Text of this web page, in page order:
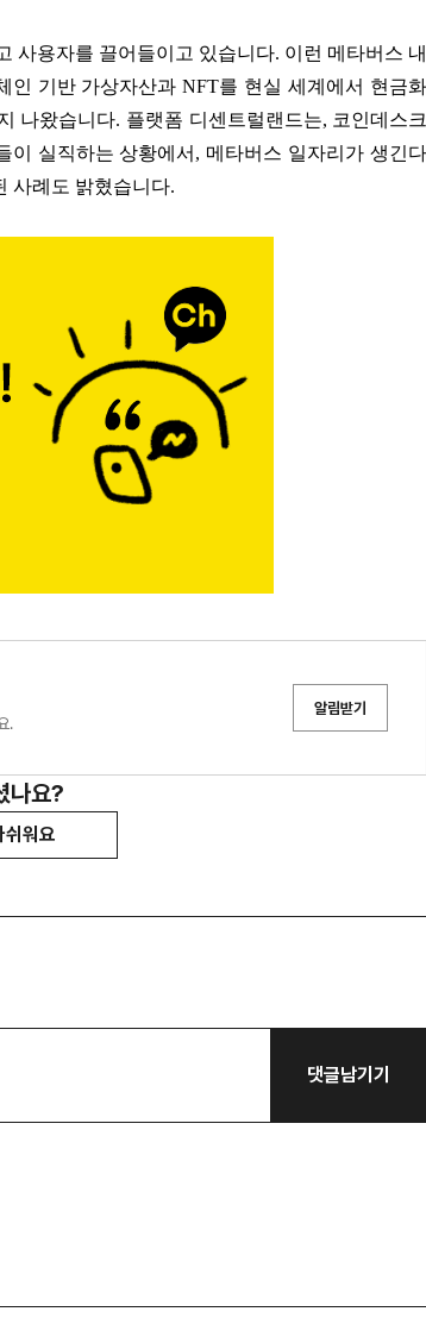
사용자를 끌어들이고 있습니다. 이런 메타버스 내
인 기반 가상자산과NFT를 현실 세계에서 현금화
나왔습니다. 플랫폼 디센트럴랜드는, 코인데스크
이 실직하는 상황에서 , 메타버스 일자리가 생긴다
사례도 밝혔습니다.
.
알림받기
나요?
쉬워요
댓글남기기